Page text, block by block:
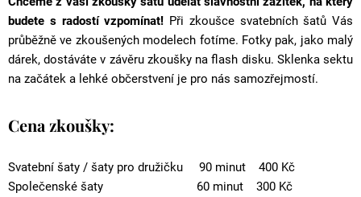
budete s radostí vzpomínat! Při zkoušce svatebních šatů Vás
průběžně ve zkoušených modelech fotíme. Fotky pak, jako malý
dárek, dostáváte v závěru zkoušky na flash disku. Sklenka sektu
na začátek a lehké občerstvení je pro nás samozřejmostí.
Cena zkoušky:
Svatební šaty / šaty pro družičku 90 minut 400 Kč
Společenské šaty 60 minut 300 Kč